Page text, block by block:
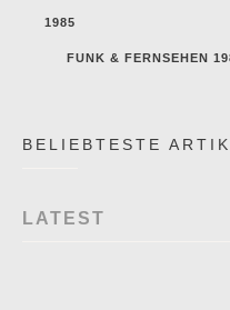
1985
FUNK & FERNSEHEN
BELIEBTESTE
LATEST